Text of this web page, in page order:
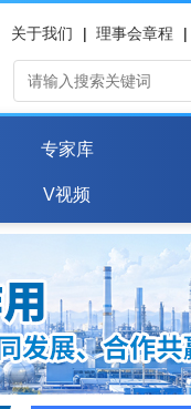
关于我们 | 理事会章程 |
专家库
V视频